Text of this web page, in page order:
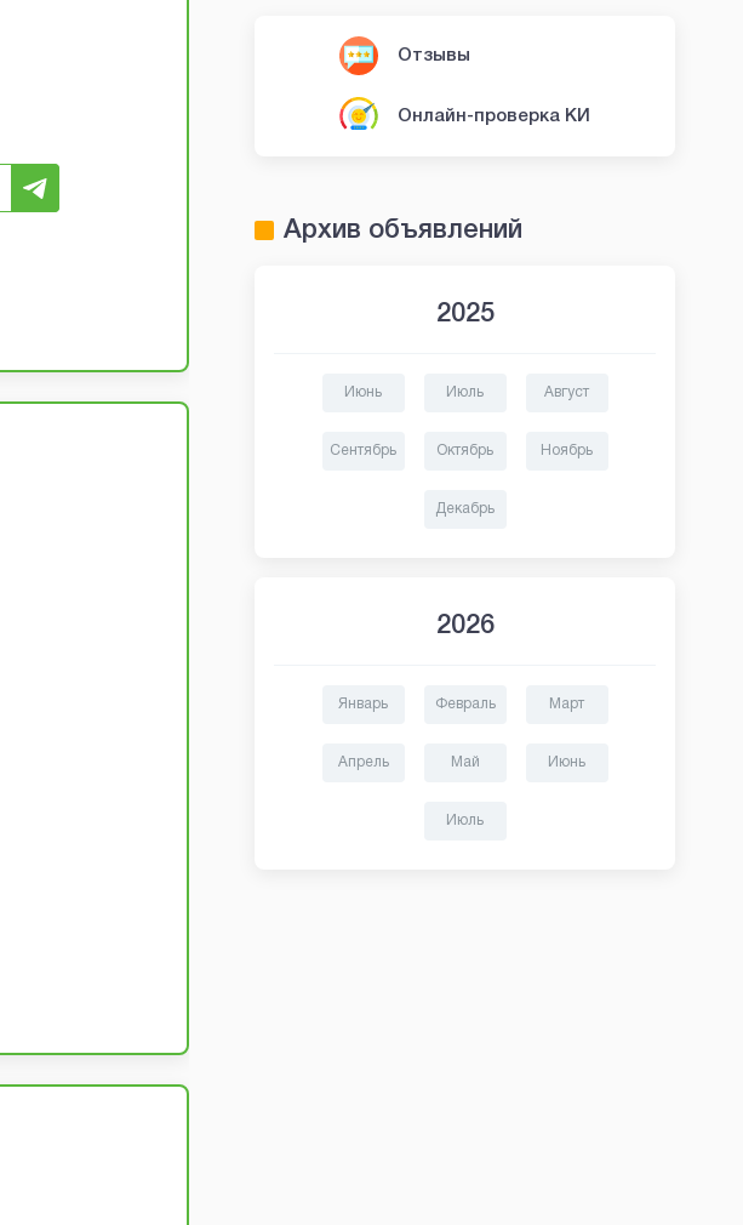
Отзывы
Онлайн-проверка КИ
Архив объявлений
2025
Июнь Июль Август
Сентябрь Октябрь Ноябрь
Декабрь
2026
Январь Февраль Март
Апрель Май Июнь
Июль